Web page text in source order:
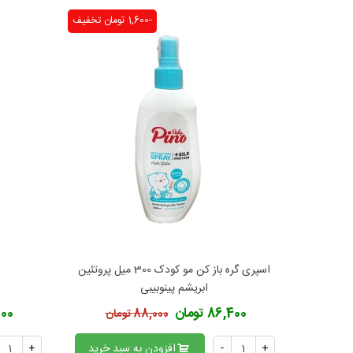
تخفیف -1,600 تومان
افزودن به محبوب‌ها
اسپری گره باز کن مو کودک 300 میل پروتئین
ابریشم پینوبیبی
86,400 تومان 88,000 تومان
- + افزودن به سبد خرید +